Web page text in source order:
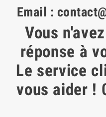
Email :
Vous
réponse à
Le service
vous aider !